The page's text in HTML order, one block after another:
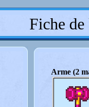
Fiche
Arme (2